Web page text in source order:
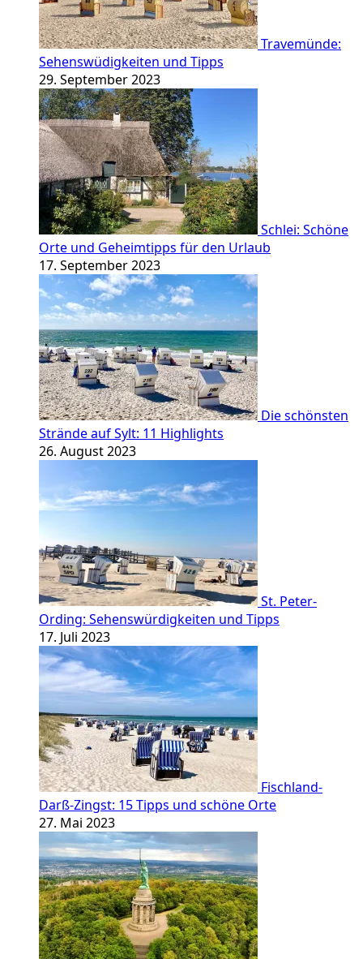
Travemünde:
Sehenswüdigkeiten und Tipps
29. September 2023
Schlei: Schöne
Orte und Geheimtipps für den Urlaub
17. September 2023
Die schönsten
Strände auf Sylt: 11 Highlights
26. August 2023
St. Peter-
Ording: Sehenswürdigkeiten und Tipps
17. Juli 2023
Fischland-
Darß-Zingst: 15 Tipps und schöne Orte
27. Mai 2023